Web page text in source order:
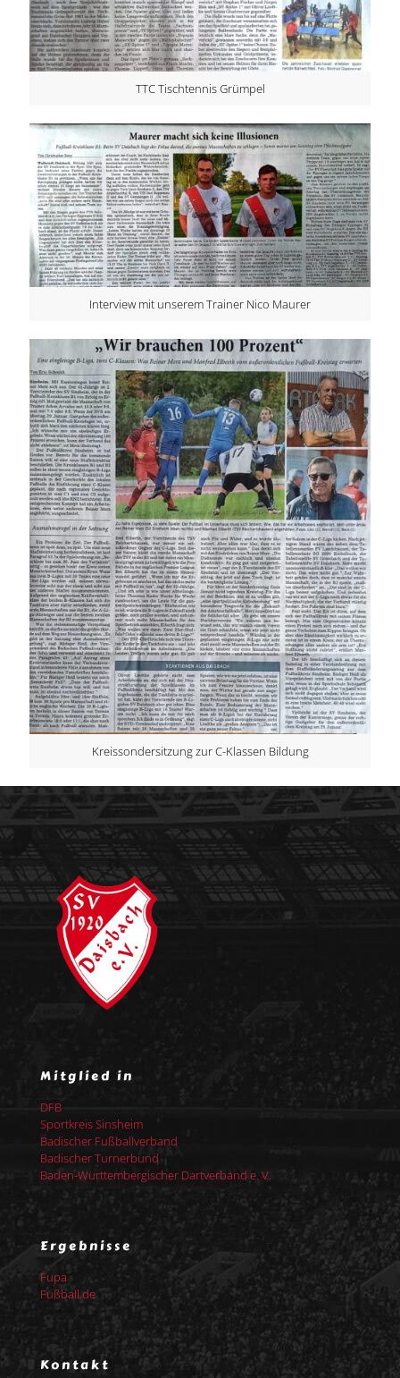
TTC Tischtennis Grümpel
Interview mit unserem Trainer Nico Maurer
Kreissondersitzung zur C-Klassen Bildung
Mitglied in
DFB
Sportkreis Sinsheim
Badischer Fußballverband
Badischer Turnerbund
Baden-Württembergischer Dartverband e. V.
Ergebnisse
Fupa
Fußball.de
Kontakt